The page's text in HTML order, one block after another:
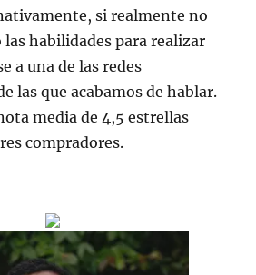
si realmente no
habilidades para realizar
a una de las redes
las que acabamos de hablar.
media de 4,5 estrellas
compradores.